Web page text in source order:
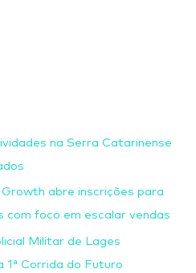
na Serra Catarinense
abre inscrições para
foco em escalar vendas
Militar de Lages
Corrida do Futuro